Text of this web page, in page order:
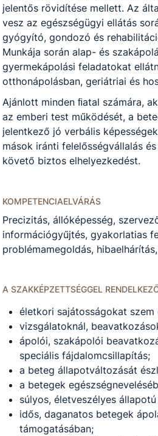
jelentős rövidítése mellett. Az
vesz az egészségügyi ellátás
gyógyító, gondozó és
Munkája során alap- és
gyermekápolási feladatokat
otthonápolásban, geriátriai és
Ajánlott minden ﬁatal számára,
az emberi test működését, a
jelentkező jó verbális
mások iránti felelősségvállalás
követő biztos elhelyezkedést.
KOMPETENCIAELVÁRÁS
Precizitás, állóképesség,
információgyűjtés, gyakorlatias
problémamegoldás,
A SZAKKÉPZETTSÉGGEL
életkori sajátosságokat
vizsgálatoknál,
ápolói, szakápolói
speciális fájdalomcsillapítás;
a beteg állapotváltozását
a betegek
súlyos, életveszélyes
idős, daganatos betegek
támogatásában;